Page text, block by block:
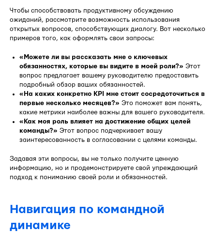
Чтобы способствовать продуктивному обсуждению
ожиданий, рассмотрите возможность использования
открытых вопросов, способствующих диалогу. Вот несколько
примеров того, как оформлять свои запросы:
«Можете ли вы рассказать мне о ключевых
обязанностях, которые вы видите в моей роли?» Этот
вопрос предлагает вашему руководителю предоставить
подробный обзор ваших обязанностей.
«На каких конкретно KPI мне стоит сосредоточиться в
первые несколько месяцев?» Это поможет вам понять,
какие метрики наиболее важны для вашего руководителя.
«Как моя роль влияет на достижение общих целей
команды?» Этот вопрос подчеркивает вашу
заинтересованность в согласовании с целями команды.
Задавая эти вопросы, вы не только получите ценную
информацию, но и продемонстрируете свой упреждающий
подход к пониманию своей роли и обязанностей.
Навигация по командной
динамике